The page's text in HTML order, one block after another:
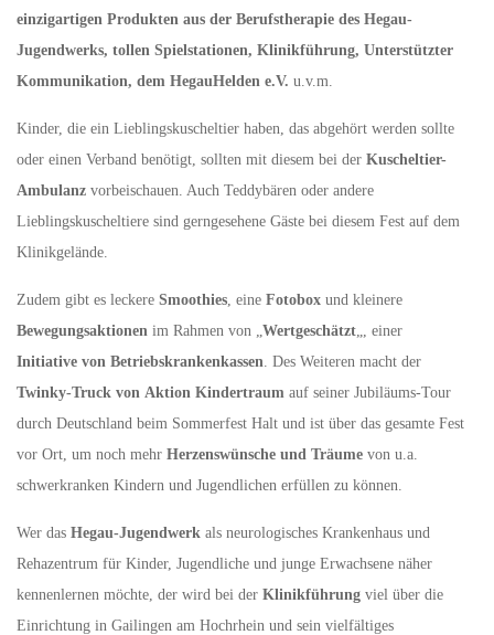
einzigartigen Produkten aus der Berufstherapie des Hegau-
Jugendwerks, tollen Spielstationen, Klinikführung, Unterstützter
Kommunikation, dem HegauHelden e.V. u.v.m.
Kinder, die ein Lieblingskuscheltier haben, das abgehört werden sollte
oder einen Verband benötigt, sollten mit diesem bei der Kuscheltier-
Ambulanz vorbeischauen. Auch Teddybären oder andere
Lieblingskuscheltiere sind gerngesehene Gäste bei diesem Fest auf dem
Klinikgelände.
Zudem gibt es leckere Smoothies , eine Fotobox und kleinere
Bewegungsaktionen im Rahmen von „ Wertgeschätzt „, einer
Initiative von Betriebskrankenkassen . Des Weiteren macht der
Twinky-Truck von Aktion Kindertraum auf seiner Jubiläums-Tour
durch Deutschland beim Sommerfest Halt und ist über das gesamte Fest
vor Ort, um noch mehr Herzenswünsche und Träume von u.a.
schwerkranken Kindern und Jugendlichen erfüllen zu können.
Wer das Hegau-Jugendwerk als neurologisches Krankenhaus und
Rehazentrum für Kinder, Jugendliche und junge Erwachsene näher
kennenlernen möchte, der wird bei der Klinikführung viel über die
Einrichtung in Gailingen am Hochrhein und sein vielfältiges